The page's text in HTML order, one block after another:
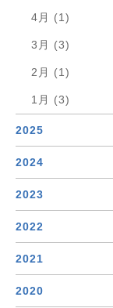
4月 (1)
3月 (3)
2月 (1)
1月 (3)
2025
2024
2023
2022
2021
2020